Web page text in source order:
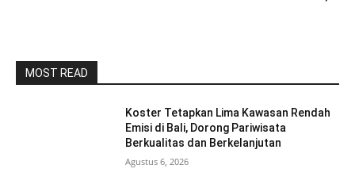
MOST READ
Koster Tetapkan Lima Kawasan Rendah
Emisi di Bali, Dorong Pariwisata
Berkualitas dan Berkelanjutan
Agustus 6, 2026